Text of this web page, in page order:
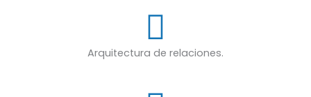
Arquitectura de relaciones.